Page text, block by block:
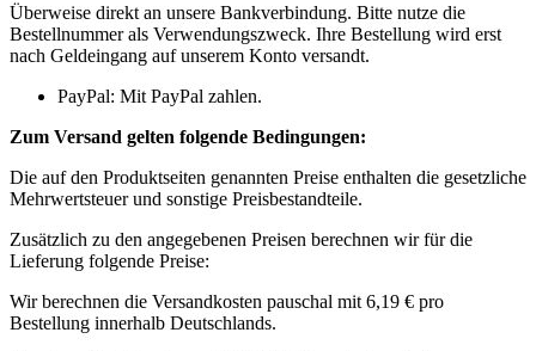
Überweise direkt an unsere Bankverbindung. Bitte nutze die
Bestellnummer als Verwendungszweck. Ihre Bestellung wird erst
nach Geldeingang auf unserem Konto versandt.
PayPal: Mit PayPal zahlen.
Zum Versand gelten folgende Bedingungen:
Die auf den Produktseiten genannten Preise enthalten die gesetzliche
Mehrwertsteuer und sonstige Preisbestandteile.
Zusätzlich zu den angegebenen Preisen berechnen wir für die
Lieferung folgende Preise:
Wir berechnen die Versandkosten pauschal mit 6,19 € pro
Bestellung innerhalb Deutschlands.